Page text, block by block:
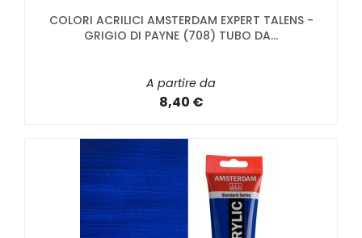
COLORI ACRILICI AMSTERDAM EXPERT TALENS -
GRIGIO DI PAYNE (708) TUBO DA...
A partire da
8,40 €